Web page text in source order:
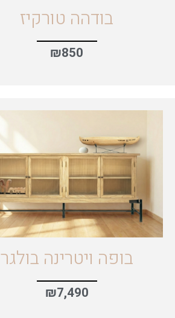
בודהה טורקיז
₪850
בופה ויטרינה בולגר
₪7,490